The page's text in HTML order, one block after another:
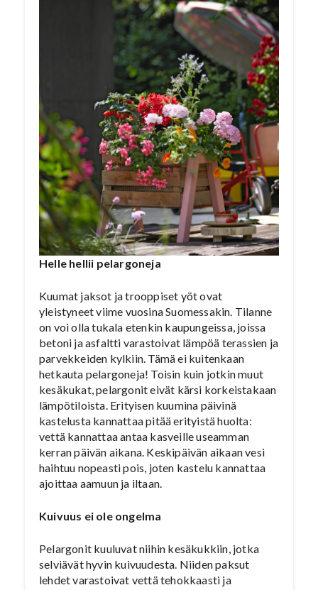
Helle hellii pelargoneja
Kuumat jaksot ja trooppiset yöt ovat
yleistyneet viime vuosina Suomessakin. Tilanne
on voi olla tukala etenkin kaupungeissa, joissa
betoni ja asfaltti varastoivat lämpöä terassien ja
parvekkeiden kylkiin. Tämä ei kuitenkaan
hetkauta pelargoneja! Toisin kuin jotkin muut
kesäkukat, pelargonit eivät kärsi korkeistakaan
lämpötiloista. Erityisen kuumina päivinä
kastelusta kannattaa pitää erityistä huolta:
vettä kannattaa antaa kasveille useamman
kerran päivän aikana. Keskipäivän aikaan vesi
haihtuu nopeasti pois, joten kastelu kannattaa
ajoittaa aamuun ja iltaan.
Kuivuus ei ole ongelma
Pelargonit kuuluvat niihin kesäkukkiin, jotka
selviävät hyvin kuivuudesta. Niiden paksut
lehdet varastoivat vettä tehokkaasti ja